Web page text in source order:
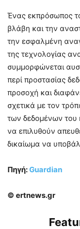
Ένας εκπρόσωπος
βλάβη και την
την εσφαλμένη
της τεχνολογίας
συμμορφώνεται
περί προστασίας
προσοχή και
σχετικά με τον
των δεδομένων του
να επιλυθούν
δικαίωμα να
Πηγή:Guardian
© ertnews.gr